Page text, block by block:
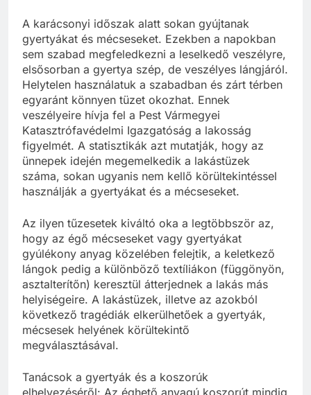
A karácsonyi időszak alatt sokan gyújtanak
gyertyákat és mécseseket. Ezekben a napokban
sem szabad megfeledkezni a leselkedő veszélyre,
elsősorban a gyertya szép, de veszélyes lángjáról.
Helytelen használatuk a szabadban és zárt térben
egyaránt könnyen tüzet okozhat. Ennek
veszélyeire hívja fel a Pest Vármegyei
Katasztrófavédelmi Igazgatóság a lakosság
figyelmét. A statisztikák azt mutatják, hogy az
ünnepek idején megemelkedik a lakástüzek
száma, sokan ugyanis nem kellő körültekintéssel
használják a gyertyákat és a mécseseket.
Az ilyen tűzesetek kiváltó oka a legtöbbször az,
hogy az égő mécseseket vagy gyertyákat
gyúlékony anyag közelében felejtik, a keletkező
lángok pedig a különböző textíliákon (függönyön,
asztalterítőn) keresztül átterjednek a lakás más
helyiségeire. A lakástüzek, illetve az azokból
következő tragédiák elkerülhetőek a gyertyák,
mécsesek helyének körültekintő
megválasztásával.
Tanácsok a gyertyák és a koszorúk